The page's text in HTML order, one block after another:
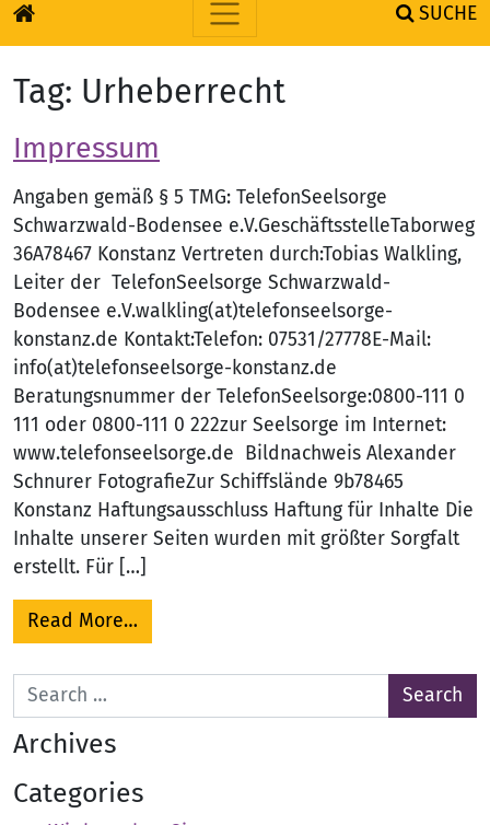
Skip to content
SUCHE
Tag: Urheberrecht
Impressum
Angaben gemäß § 5 TMG: TelefonSeelsorge
Schwarzwald-Bodensee e.V.GeschäftsstelleTaborweg
36A78467 Konstanz Vertreten durch:Tobias Walkling,
Leiter der TelefonSeelsorge Schwarzwald-
Bodensee e.V.walkling(at)telefonseelsorge-
konstanz.de Kontakt:Telefon: 07531/27778E-Mail:
info(at)telefonseelsorge-konstanz.de
Beratungsnummer der TelefonSeelsorge:0800-111 0
111 oder 0800-111 0 222zur Seelsorge im Internet:
www.telefonseelsorge.de Bildnachweis Alexander
Schnurer FotografieZur Schiffslände 9b78465
Konstanz Haftungsausschluss Haftung für Inhalte Die
Inhalte unserer Seiten wurden mit größter Sorgfalt
erstellt. Für […]
Read More…
Search for:
Archives
Categories